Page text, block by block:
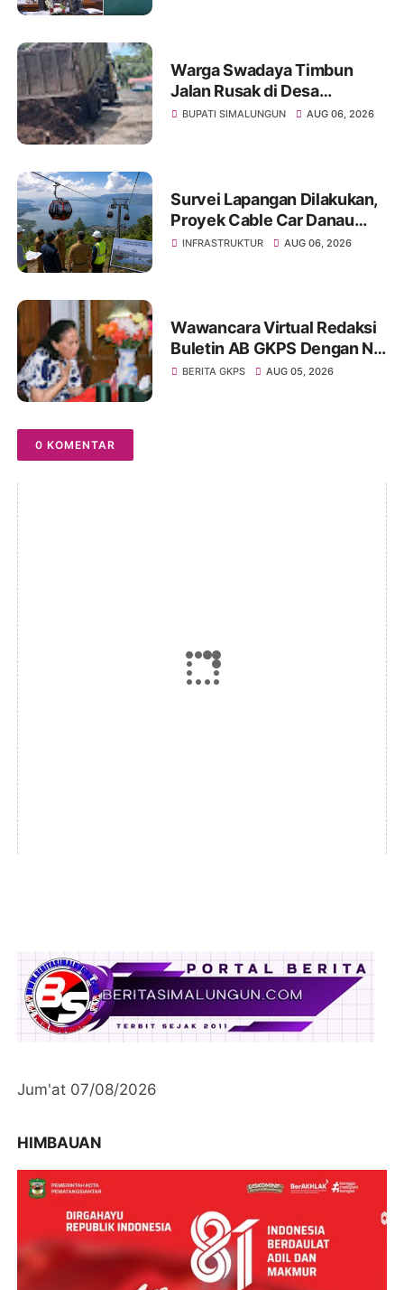
Warga Swadaya Timbun
Jalan Rusak di Desa
Sibangun Mariah, Harapkan
BUPATI SIMALUNGUN AUG 06, 2026
Survei Lapangan Dilakukan,
Proyek Cable Car Danau
Toba Masih Terkendala
INFRASTRUKTUR AUG 06, 2026
Wawancara Virtual Redaksi
Buletin AB GKPS Dengan Ny
St RK Purba Pakpak Boru
BERITA GKPS AUG 05, 2026
0 KOMENTAR
Jum'at 07/08/2026
HIMBAUAN